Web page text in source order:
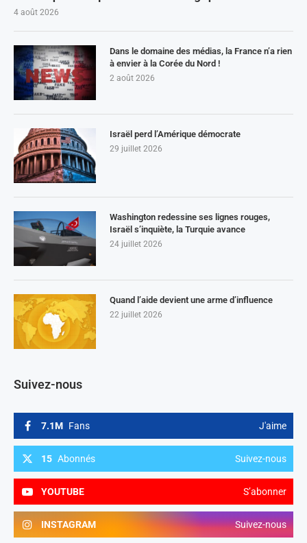
4 août 2026
Dans le domaine des médias, la France n’a rien
à envier à la Corée du Nord !
2 août 2026
Israël perd l’Amérique démocrate
29 juillet 2026
Washington redessine ses lignes rouges,
Israël s’inquiète, la Turquie avance
24 juillet 2026
Quand l’aide devient une arme d’influence
22 juillet 2026
Suivez-nous
7.1M Fans J'aime
15 Abonnés Suivez-nous
YOUTUBE S’abonner
INSTAGRAM Suivez-nous